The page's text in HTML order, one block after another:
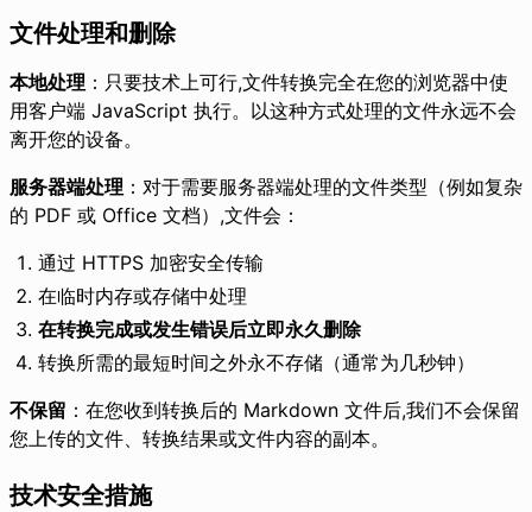
文件处理和删除
本地处理 ：只要技术上可行,文件转换完全在您的浏览器中使
用客户端 JavaScript 执行。以这种方式处理的文件永远不会
离开您的设备。
服务器端处理 ：对于需要服务器端处理的文件类型（例如复杂
的 PDF 或 Office 文档）,文件会：
通过 HTTPS 加密安全传输
在临时内存或存储中处理
在转换完成或发生错误后立即永久删除
转换所需的最短时间之外永不存储（通常为几秒钟）
不保留 ：在您收到转换后的 Markdown 文件后,我们不会保留
您上传的文件、转换结果或文件内容的副本。
技术安全措施